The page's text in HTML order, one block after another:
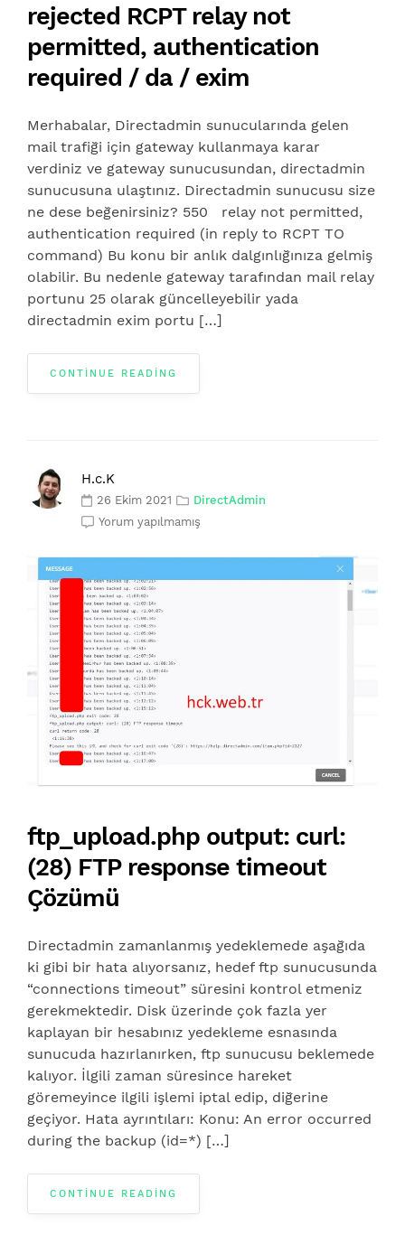
rejected RCPT relay not
permitted, authentication
required / da / exim
Merhabalar, Directadmin sunucularında gelen
mail trafiği için gateway kullanmaya karar
verdiniz ve gateway sunucusundan, directadmin
sunucusuna ulaştınız. Directadmin sunucusu size
ne dese beğenirsiniz? 550 relay not permitted,
authentication required (in reply to RCPT TO
command) Bu konu bir anlık dalgınlığınıza gelmiş
olabilir. Bu nedenle gateway tarafından mail relay
portunu 25 olarak güncelleyebilir yada
directadmin exim portu […]
CONTINUE READING
H.c.K
26 Ekim 2021
DirectAdmin
Yorum yapılmamış
ftp_upload.php output: curl:
(28) FTP response timeout
Çözümü
Directadmin zamanlanmış yedeklemede aşağıda
ki gibi bir hata alıyorsanız, hedef ftp sunucusunda
“connections timeout” süresini kontrol etmeniz
gerekmektedir. Disk üzerinde çok fazla yer
kaplayan bir hesabınız yedekleme esnasında
sunucuda hazırlanırken, ftp sunucusu beklemede
kalıyor. İlgili zaman süresince hareket
göremeyince ilgili işlemi iptal edip, diğerine
geçiyor. Hata ayrıntıları: Konu: An error occurred
during the backup (id=*) […]
CONTINUE READING